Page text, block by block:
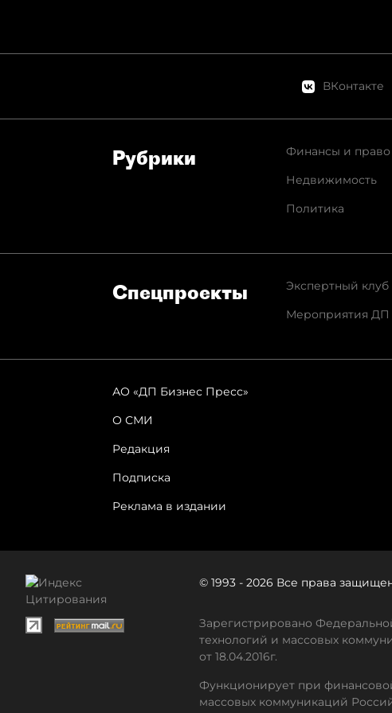
ВКонтакте
Рубрики
Финансы и право
Недвижимость
Политика
Спец­проекты
Экспертный клуб
Мероприятия ДП
АО «ДП Бизнес Пресс»
О СМИ
Редакция
Подписка
Реклама в издании
© 1993 - 2026 Все права
Зарегистрировано
технологий и массовых
от 18.04.2016г.
Функционирует при
массовых коммуникаций